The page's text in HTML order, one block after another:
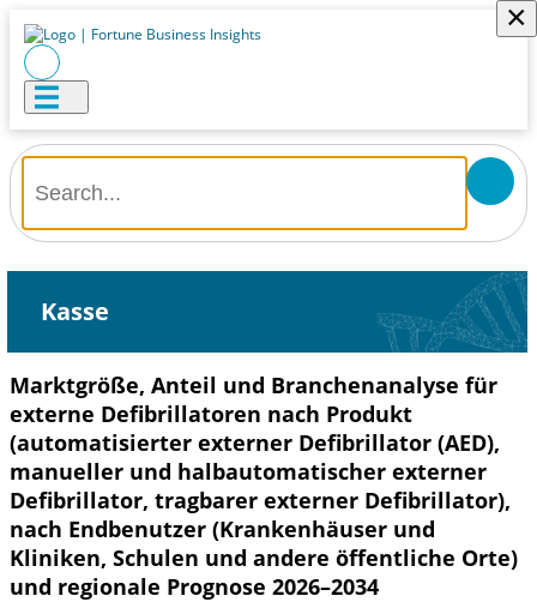
×
Kasse
Marktgröße, Anteil und Branchenanalyse für
externe Defibrillatoren nach Produkt
(automatisierter externer Defibrillator (AED),
manueller und halbautomatischer externer
Defibrillator, tragbarer externer Defibrillator),
nach Endbenutzer (Krankenhäuser und
Kliniken, Schulen und andere öffentliche Orte)
und regionale Prognose 2026–2034